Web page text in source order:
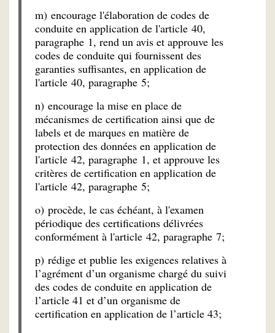
m) encourage l'élaboration de codes de
conduite en application de l'article 40,
paragraphe 1, rend un avis et approuve les
codes de conduite qui fournissent des
garanties suffisantes, en application de
l'article 40, paragraphe 5;
n) encourage la mise en place de
mécanismes de certification ainsi que de
labels et de marques en matière de
protection des données en application de
l'article 42, paragraphe 1, et approuve les
critères de certification en application de
l'article 42, paragraphe 5;
o) procède, le cas échéant, à l'examen
périodique des certifications délivrées
conformément à l'article 42, paragraphe 7;
p) rédige et publie les exigences relatives à
l’agrément d’un organisme chargé du suivi
des codes de conduite en application de
l’article 41 et d’un organisme de
certification en application de l’article 43;